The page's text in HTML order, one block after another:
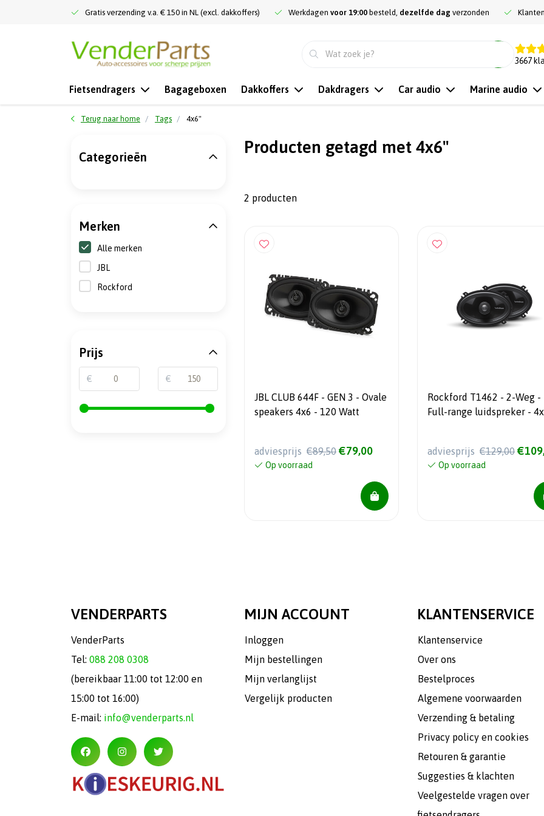
Gratis verzending v.a. € 150 in NL (excl. dakkoffers) Werkdagen voor 19:00 besteld, dezelfde dag verzonden
3667
Fietsendragers Bagageboxen Dakkoffers Dakdragers Car audio Marine audio
Terug naar home Tags 4x6"
Producten getagd met 4x6"
2 producten
JBL CLUB 644F - GEN 3 - Ovale
speakers 4x6 - 120 Watt
adviesprijs €89,50 €79,00
Op voorraad
Rockford T1462 - 2-Weg -
Full-range luidspreker -
adviesprijs €129,00
Op voorraad
Categorieën
Merken
Alle merken
JBL
Rockford
Prijs
€ €
VENDERPARTS
VenderParts
Tel: 088 208 0308
(bereikbaar 11:00 tot 12:00 en
15:00 tot 16:00)
E-mail: info@venderparts.nl
MIJN ACCOUNT
Inloggen
Mijn bestellingen
Mijn verlanglijst
Vergelijk producten
KLANTENSERVICE
Klantenservice
Over ons
Bestelproces
Algemene voorwaarden
Verzending & betaling
Privacy policy en cookies
Retouren & garantie
Suggesties & klachten
Veelgestelde vragen over